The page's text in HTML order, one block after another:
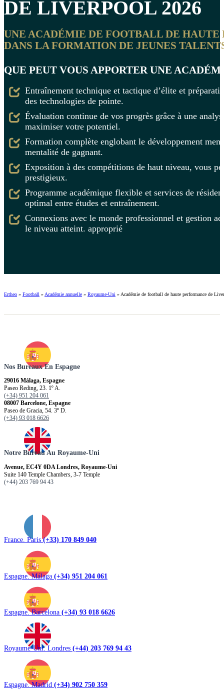
DE LIVERPOOL 2026
UNE ACADÉMIE DE FOOTBALL DE
DANS LA FORMATION DE JEUNES
QUE PEUT VOUS APPORTER UNE
Entraînement technique et tactique d’élite et
des technologies de pointe.
Évaluation continue de vos progrès grâce à une
maximiser votre potentiel.
Formation complète englobant le développement
mentalité de gagnant.
Exposition à des compétitions de haut niveau, vous
prestigieux.
Programme académique flexible et services de
optimal entre études et entraînement.
Connexions avec le monde professionnel et gestion
le niveau atteint. approprié
Ertheo » Football » Académie annuelle » Royaume-Uni » Académie de football de haute performance de
Nos Bureaux En Espagne
29016 Málaga, Espagne
Paseo Reding, 23. 1º A.
(+34) 951 204 061
08007 Barcelone, Espagne
Paseo de Gracia, 54. 3º D.
(+34) 93 018 6626
Notre Bureau Au Royaume-Uni
Avenue, EC4Y 0DA Londres, Royaume-Uni
Suite 140 Temple Chambers, 3-7 Temple
(+44) 203 769 94 43
France. Paris(+33) 170 849 040
Espagne. Málaga (+34) 951 204 061
Espagne. Barcelona (+34) 93 018 6626
Royaume-Uni. Londres (+44) 203 769 94 43
Espagne. Madrid (+34) 902 750 359